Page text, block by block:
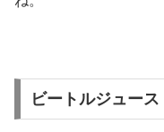
ビートルジュース